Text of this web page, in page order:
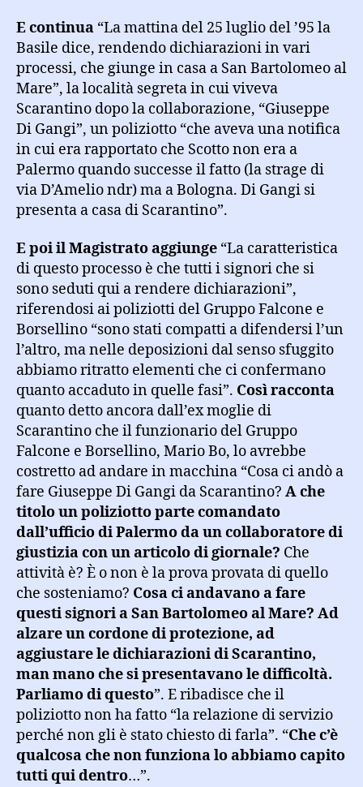
E continua “La mattina del 25 luglio del ’95 la
Basile dice, rendendo dichiarazioni in vari
processi, che giunge in casa a San Bartolomeo al
Mare”, la località segreta in cui viveva
Scarantino dopo la collaborazione, “Giuseppe
Di Gangi”, un poliziotto “che aveva una notifica
in cui era rapportato che Scotto non era a
Palermo quando successe il fatto (la strage di
via D’Amelio ndr) ma a Bologna. Di Gangi si
presenta a casa di Scarantino”.
E poi il Magistrato aggiunge “La caratteristica
di questo processo è che tutti i signori che si
sono seduti qui a rendere dichiarazioni”,
riferendosi ai poliziotti del Gruppo Falcone e
Borsellino “sono stati compatti a difendersi l’un
l’altro, ma nelle deposizioni dal senso sfuggito
abbiamo ritratto elementi che ci confermano
quanto accaduto in quelle fasi”. Così racconta
quanto detto ancora dall’ex moglie di
Scarantino che il funzionario del Gruppo
Falcone e Borsellino, Mario Bo, lo avrebbe
costretto ad andare in macchina “Cosa ci andò a
fare Giuseppe Di Gangi da Scarantino? A che
titolo un poliziotto parte comandato
dall’ufficio di Palermo da un collaboratore di
giustizia con un articolo di giornale? Che
attività è? È o non è la prova provata di quello
che sosteniamo? Cosa ci andavano a fare
questi signori a San Bartolomeo al Mare? Ad
alzare un cordone di protezione, ad
aggiustare le dichiarazioni di Scarantino,
man mano che si presentavano le difficoltà.
Parliamo di questo”. E ribadisce che il
poliziotto non ha fatto “la relazione di servizio
perché non gli è stato chiesto di farla”. “Che c’è
qualcosa che non funziona lo abbiamo capito
tutti qui dentro…”.